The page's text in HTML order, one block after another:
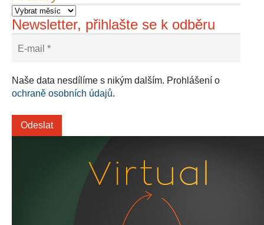
Newsletter, přihlašte se k odběru
Naše data nesdílíme s nikým dalším. Prohlášení o
ochraně osobních údajů.